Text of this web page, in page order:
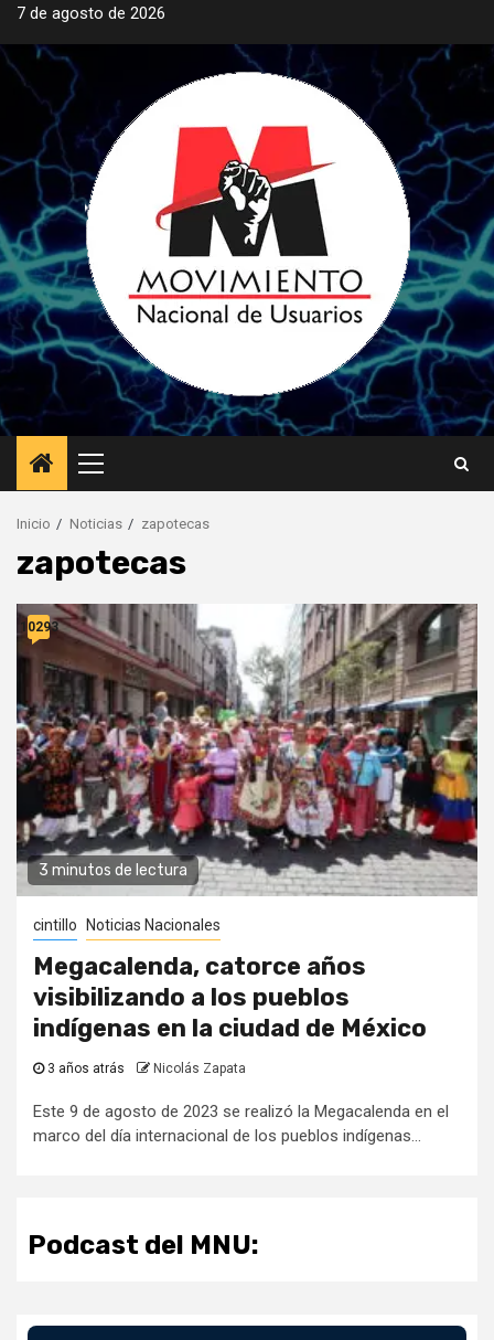
Saltar
contenido
7 de agosto de 2026
Menú
principal
Inicio Noticias zapotecas
zapotecas
3 minutos de lectura
10293
cintillo Noticias Nacionales
Megacalenda, catorce años
visibilizando a los pueblos
indígenas en la ciudad de México
3 años atrás Nicolás Zapata
Este 9 de agosto de 2023 se realizó la Megacalenda en el
marco del día internacional de los pueblos indígenas...
Podcast del MNU: